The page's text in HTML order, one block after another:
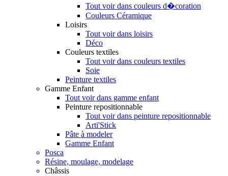
Tout voir dans couleurs d�coration
Couleurs Céramique
Loisirs
Tout voir dans loisirs
Déco
Couleurs textiles
Tout voir dans couleurs textiles
Soie
Peinture textiles
Gamme Enfant
Tout voir dans gamme enfant
Peinture repositionnable
Tout voir dans peinture repositionnable
Arti'Stick
Pâte à modeler
Gamme Enfant
Posca
Résine, moulage, modelage
Châssis